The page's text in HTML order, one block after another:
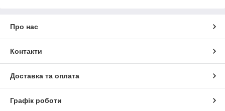
Про нас
Контакти
Доставка та оплата
Графік роботи